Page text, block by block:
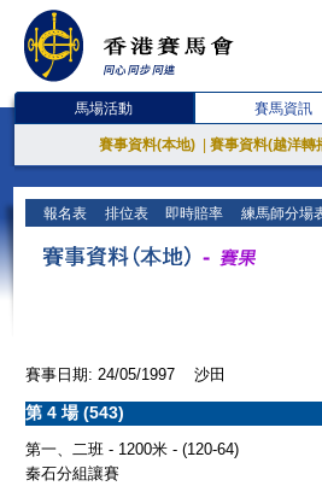
馬場活動 賽馬資訊
賽事資料(本地) 賽事資料(越洋轉
報名表 排位表 即時賠率 練馬師分場
賽事日期: 24/05/1997 沙田
第 4 場 (543)
第一、二班 - 1200米 - (120-64)
秦石分組讓賽